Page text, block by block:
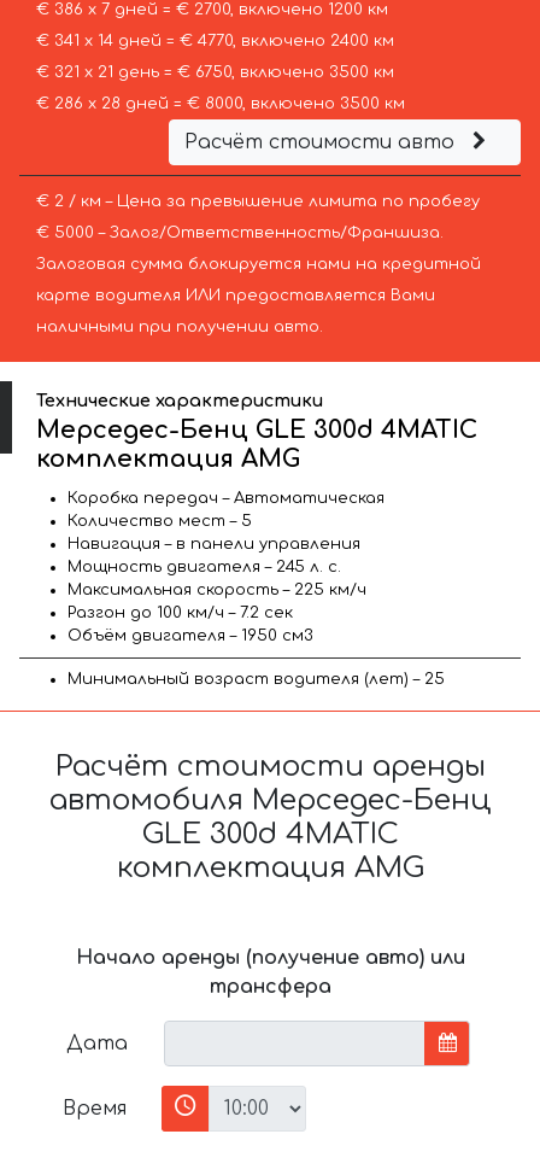
€ 386 х 7 дней = € 2700, включено 1200 км
€ 341 х 14 дней = € 4770, включено 2400 км
€ 321 х 21 день = € 6750, включено 3500 км
€ 286 х 28 дней = € 8000, включено 3500 км
Расчёт стоимости авто
€ 2 / км – Цена за превышение лимита по пробегу
€ 5000 – Залог/Ответственность/Франшиза.
Залоговая сумма блокируется нами на кредитной
карте водителя ИЛИ предоставляется Вами
наличными при получении авто.
Технические характеристики
Мерседес-Бенц GLE 300d 4MATIC
комплектация AMG
Коробка передач – Автоматическая
Количество мест – 5
Навигация – в панели управления
Мощность двигателя – 245 л. с.
Максимальная скорость – 225 км/ч
Разгон до 100 км/ч – 7.2 сек
Объём двигателя – 1950 см3
Минимальный возраст водителя (лет) – 25
Расчёт стоимости аренды
автомобиля Мерседес-Бенц
GLE 300d 4MATIC
комплектация AMG
Начало аренды (получение авто) или
трансфера
Дата
Время